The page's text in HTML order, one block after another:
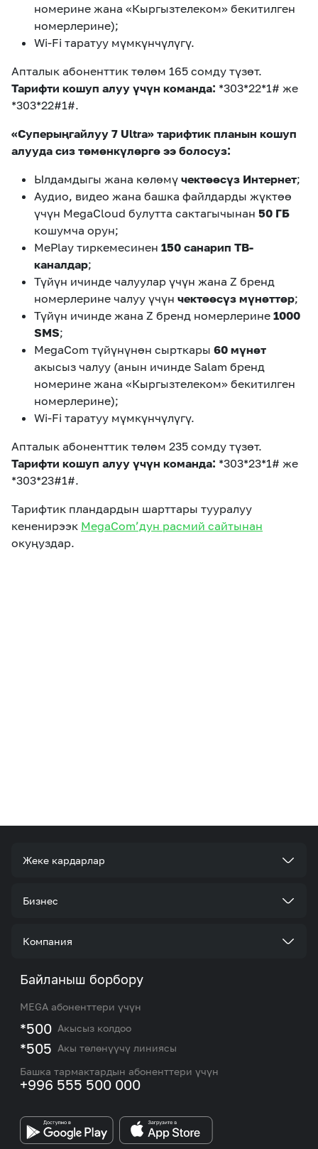
номерине жана «Кыргызтелеком» бекитилген
номерлерине);
Wi-Fi таратуу мүмкүнчүлүгү.
Апталык абоненттик төлөм 165 сомду түзөт.
Тарифти кошуп алуу үчүн команда: *303*22*1# же
*303*22#1#.
«Суперыңгайлуу 7 Ultra» тарифтик планын кошуп
алууда сиз төмөнкүлөргө ээ болосуз:
Ылдамдыгы жана көлөмү чектөөсүз Интернет;
Аудио, видео жана башка файлдарды жүктөө
үчүн MegaCloud булутта сактагычынан 50 ГБ
кошумча орун;
MePlay тиркемесинен 150 санарип ТВ-
каналдар;
Түйүн ичинде чалуулар үчүн жана Z бренд
номерлерине чалуу үчүн чектөөсүз мүнөттөр;
Түйүн ичинде жана Z бренд номерлерине 1000
SMS;
MegaCom түйүнүнөн сырткары 60 мүнөт
акысыз чалуу (анын ичинде Salam бренд
номерине жана «Кыргызтелеком» бекитилген
номерлерине);
Wi-Fi таратуу мүмкүнчүлүгү.
Апталык абоненттик төлөм 235 сомду түзөт.
Тарифти кошуп алуу үчүн команда: *303*23*1# же
*303*23#1#.
Тарифтик пландардын шарттары тууралуу
кененирээк MegaCom’дун расмий сайтынан
окуңуздар.
Жеке кардарлар
Тарифтер
Роуминг жана эл аралык чалуулар
eSIM
Номерди тандоо
Бизнес
Корпоративдик кардар болуңуз
M2M
Корпоративдик жана VIP кардарлар менен иштөө
боюнча бөлүмдүн кызматкерлеринин байланыш
маалыматтары.
Компания
Биз жөнүндө
Жаңылыктар
Тармакты камтуу картасы жана тейлөө борборлору
MEGAда иште
MEGA бренди
Байланыш борбору
MEGA абоненттери үчүн
*500 Акысыз колдоо
*505 Акы төлөнүүчү линиясы
Башка тармактардын абоненттери үчүн
+996 555 500 000